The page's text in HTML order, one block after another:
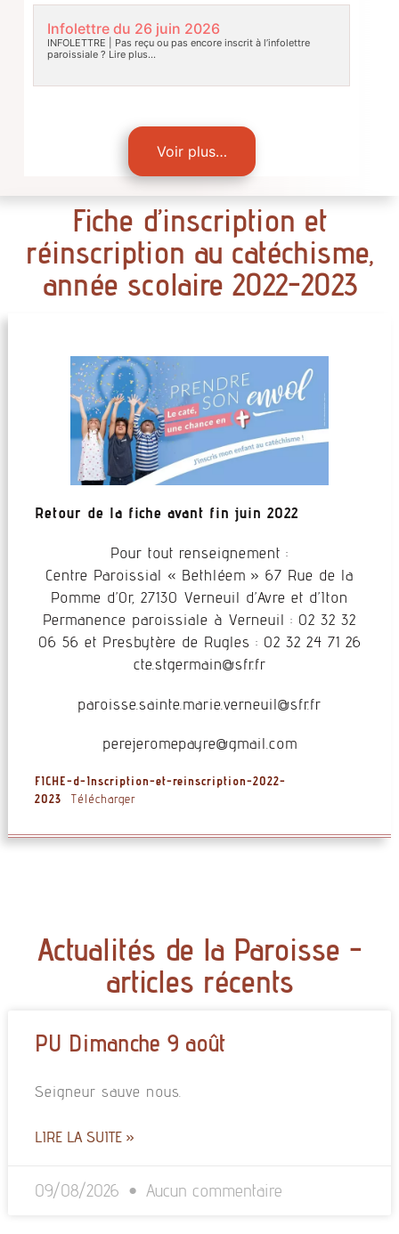
Infolettre du 26 juin 2026
INFOLETTRE | Pas reçu ou pas encore inscrit à l’infolettre
paroissiale ? Lire plus…
Voir plus…
Fiche d’inscription et
réinscription au catéchisme,
année scolaire 2022-2023
Retour de la fiche avant fin juin 2022
Pour tout renseignement :
Centre Paroissial « Bethléem » 67 Rue de la
Pomme d’Or, 27130 Verneuil d’Avre et d’Iton
Permanence paroissiale à Verneuil : 02 32 32
06 56 et Presbytère de Rugles : 02 32 24 71 26
rf.rfs
@niamregts.etc
rf.rfs
@liuenrev.eiram.etnias.essiorap
moc.liamg
@eryapemorejerep
FICHE-d-Inscription-et-reinscription-2022-
2023
Télécharger
Actualités de la Paroisse -
articles récents
PU Dimanche 9 août
Seigneur sauve nous.
LIRE LA SUITE »
09/08/2026 Aucun commentaire